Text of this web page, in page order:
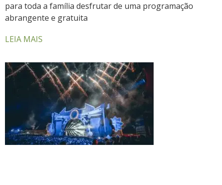
para toda a família desfrutar de uma programação
abrangente e gratuita
LEIA MAIS